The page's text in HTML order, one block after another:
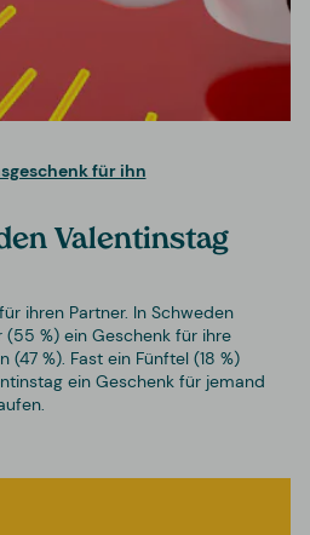
für ihn
Valentinstag
ihren Partner. In Schweden
%) ein Geschenk für ihre
(47 %). Fast ein Fünftel (18 %)
ein Geschenk für jemand